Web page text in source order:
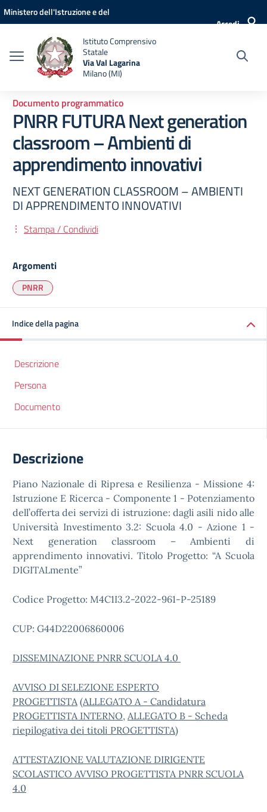
Vai ai contenuti
Vai al menu di navigazione
Vai al footer
Ministero dell'Istruzione e del
Accedi
Istituto Comprensivo
Statale
Via Val Lagarina
Milano (MI)
Documento programmatico
PNRR FUTURA Next generation
classroom – Ambienti di
apprendimento innovativi
NEXT GENERATION CLASSROOM – AMBIENTI
DI APPRENDIMENTO INNOVATIVI
Stampa / Condividi
Argomenti
PNRR
Indice della pagina
Descrizione
Persona
Documento
Descrizione
Piano Nazionale di Ripresa e Resilienza - Missione 4:
Istruzione E Ricerca - Componente 1 - Potenziamento
dell’offerta dei servizi di istruzione: dagli asili nido alle
Università Investimento 3.2: Scuola 4.0 - Azione 1 -
Next generation classroom – Ambienti di
apprendimento innovativi. Titolo Progetto: “A Scuola
DIGITALmente”
Codice Progetto: M4C1I3.2-2022-961-P-25189
CUP: G44D22006860006
DISSEMINAZIONE PNRR SCUOLA 4.0
AVVISO DI SELEZIONE ESPERTO
PROGETTISTA(ALLEGATO A - Candidatura
PROGETTISTA INTERNO, ALLEGATO B - Scheda
riepilogativa dei titoli PROGETTISTA)
ATTESTAZIONE VALUTAZIONE DIRIGENTE
SCOLASTICO AVVISO PROGETTISTA PNRR SCUOLA
4.0